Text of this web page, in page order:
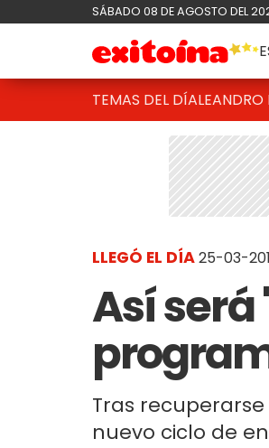
SÁBADO 08 DE AGOSTO DEL
TEMAS DEL DÍALEANDRO
LLEGÓ EL DÍA25-03-
Así será
Tras
nuevo ciclo de